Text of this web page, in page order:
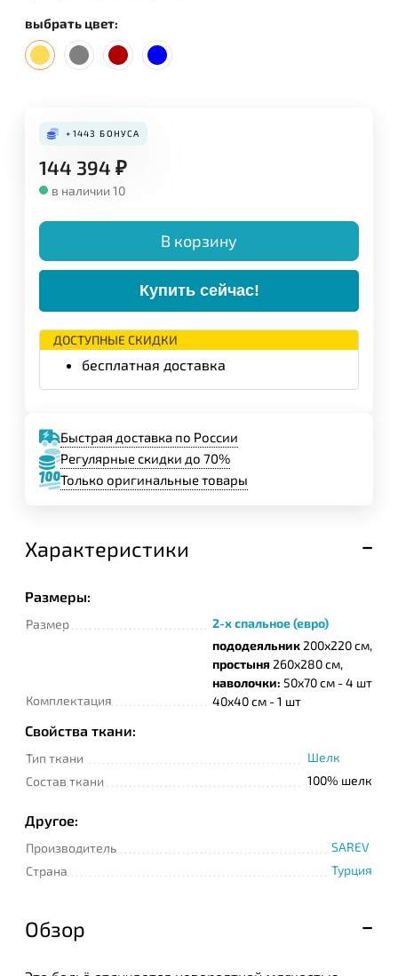
выбрать цвет:
+1443 БОНУСА
144 394 ₽
в наличии 10
В корзину
Купить сейчас!
ДОСТУПНЫЕ СКИДКИ
бесплатная доставка
Быстрая доставка по России
Регулярные скидки до 70%
Только оригинальные товары
Характеристики
Размеры:
Размер 2-х спальное (евро)
Комплектация
пододеяльник 200х220 см,
простыня 260х280 см,
наволочки: 50х70 см - 4 шт
40х40 см - 1 шт
Свойства ткани:
Тип ткани
Шелк
Состав ткани
100% шелк
Другое:
Производитель
SAREV
Страна
Турция
Обзор